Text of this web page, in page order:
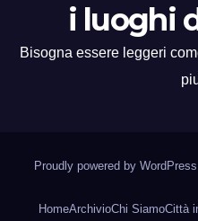
i luoghi
Bisogna essere leggeri
Proudly powered by WordPress
HomeArchivioChi SiamoCittà